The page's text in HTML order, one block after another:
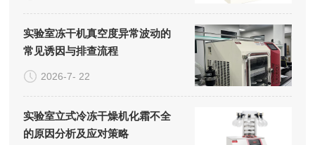
实验室冻干机真空度异常波动的
常见诱因与排查流程
2026-7- 22
实验室立式冷冻干燥机化霜不全
的原因分析及应对策略